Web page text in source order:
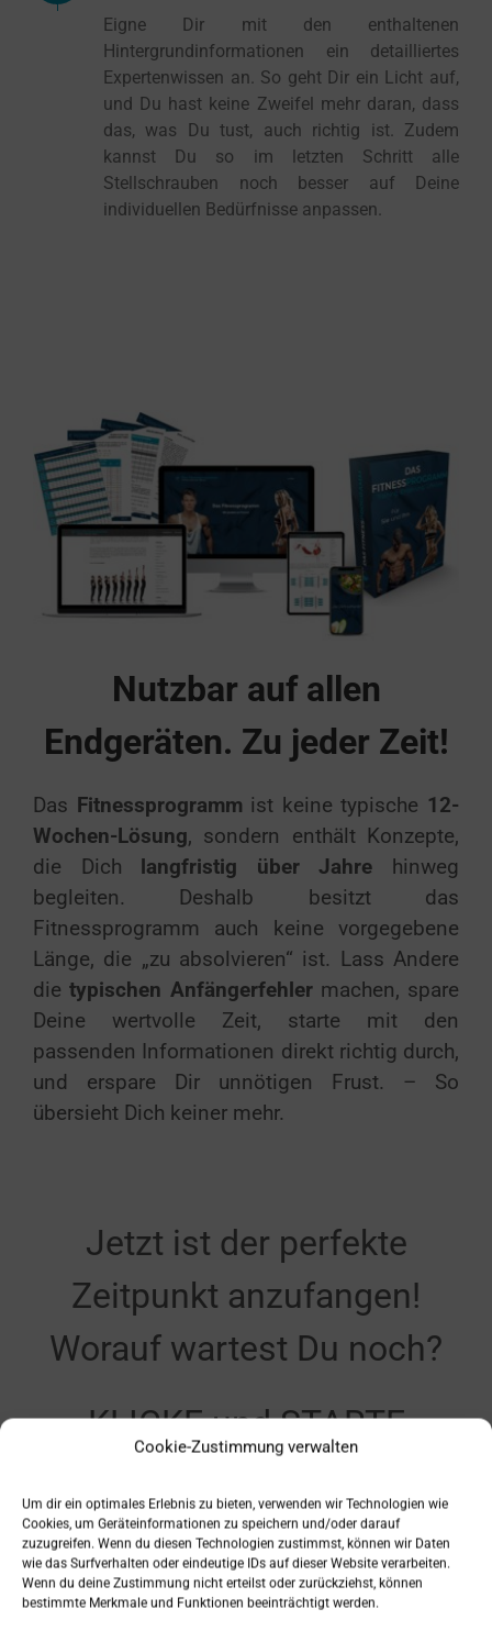
Cookie-Zustimmung verwalten
Um dir ein optimales Erlebnis zu bieten, verwenden wir Technologien wie
Cookies, um Geräteinformationen zu speichern und/oder darauf
zuzugreifen. Wenn du diesen Technologien zustimmst, können wir Daten
wie das Surfverhalten oder eindeutige IDs auf dieser Website verarbeiten.
Wenn du deine Zustimmung nicht erteilst oder zurückziehst, können
bestimmte Merkmale und Funktionen beeinträchtigt werden.
Eigne Dir mit den enthaltenen
Hintergrundinformationen ein detailliertes
Expertenwissen an. So geht Dir ein Licht auf,
und Du hast keine Zweifel mehr daran, dass
das, was Du tust, auch richtig ist. Zudem
kannst Du so im letzten Schritt alle
Stellschrauben noch besser auf Deine
individuellen Bedürfnisse anpassen.
Nutzbar auf allen
Endgeräten. Zu jeder Zeit!
Das Fitnessprogramm ist keine typische 12-
Wochen-Lösung, sondern enthält Konzepte,
die Dich langfristig über Jahre hinweg
begleiten. Deshalb besitzt das
Fitnessprogramm auch keine vorgegebene
Länge, die „zu absolvieren“ ist. Lass Andere
dietypischen Anfängerfehlermachen, spare
Deine wertvolle Zeit, starte mit den
passenden Informationen direkt richtig durch,
und erspare Dir unnötigen Frust. – So
übersieht Dich keiner mehr.
Jetzt ist der perfekte
Zeitpunkt anzufangen!
Worauf wartest Du noch?
KLICKE und STARTE